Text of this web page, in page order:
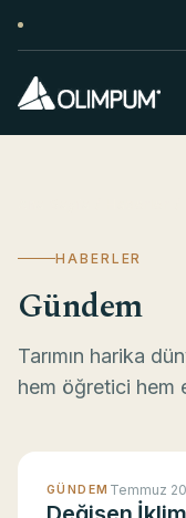
HABERLER
Gündem
Tarımın harika
hem öğretici hem
GÜNDEM Temmuz